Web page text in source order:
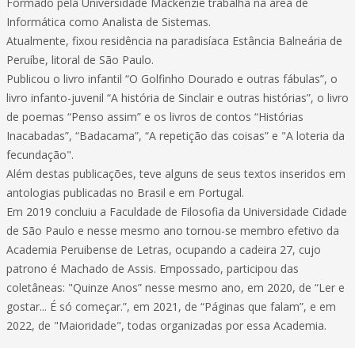
Informática como Analista de Sistemas.
Atualmente, fixou residência na paradisíaca Estância Balneária de
Peruíbe, litoral de São Paulo.
Publicou o livro infantil “O Golfinho Dourado e outras fábulas”, o
livro infanto-juvenil “A história de Sinclair e outras histórias”, o livro
de poemas “Penso assim” e os livros de contos “Histórias
Inacabadas”, “Badacama”, “A repetição das coisas” e "A loteria da
fecundação".
Além destas publicações, teve alguns de seus textos inseridos em
antologias publicadas no Brasil e em Portugal.
Em 2019 concluiu a Faculdade de Filosofia da Universidade Cidade
de São Paulo e nesse mesmo ano tornou-se membro efetivo da
Academia Peruibense de Letras, ocupando a cadeira 27, cujo
patrono é Machado de Assis. Empossado, participou das
coletâneas: "Quinze Anos” nesse mesmo ano, em 2020, de “Ler e
gostar... É só começar.”, em 2021, de “Páginas que falam”, e em
2022, de "Maioridade", todas organizadas por essa Academia.